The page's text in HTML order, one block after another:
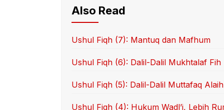
Also Read
Ushul Fiqh (7): Mantuq dan Mafhum
Ushul Fiqh (6): Dalil-Dalil Mukhtalaf Fih
Ushul Fiqh (5): Dalil-Dalil Muttafaq Alaih
Ushul Fiqh (4): Hukum Wadl’i, Lebih